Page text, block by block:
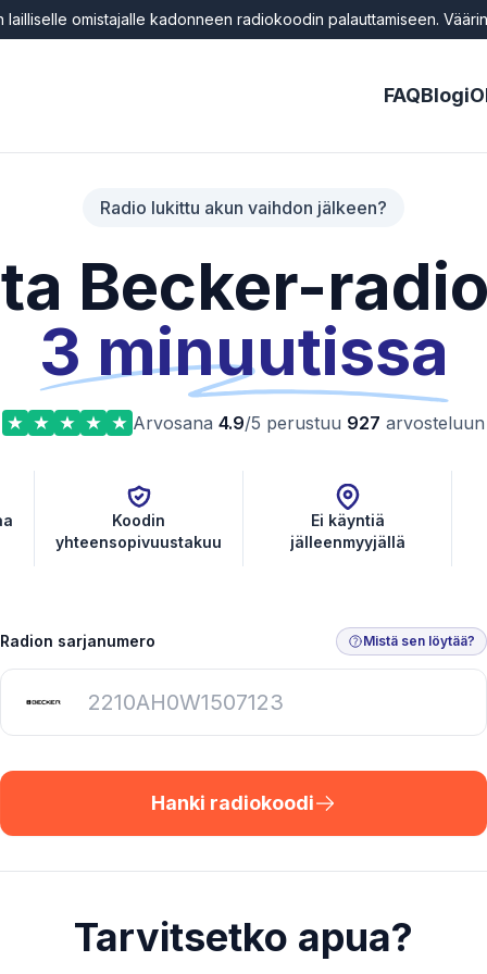
omistajalle kadonneen radiokoodin palauttamiseen.
FAQBlogi
Radio lukittu akun vaihdon jälkeen?
Becker-
3 minuutissa
Arvosana 4.9/5 perustuu 927 arvosteluun
Koodin
yhteensopivuustakuu
Ei käyntiä
jälleenmyyjällä
Radion sarjanumero Mistä sen löytää?
Hanki radiokoodi
Tarvitsetko apua?